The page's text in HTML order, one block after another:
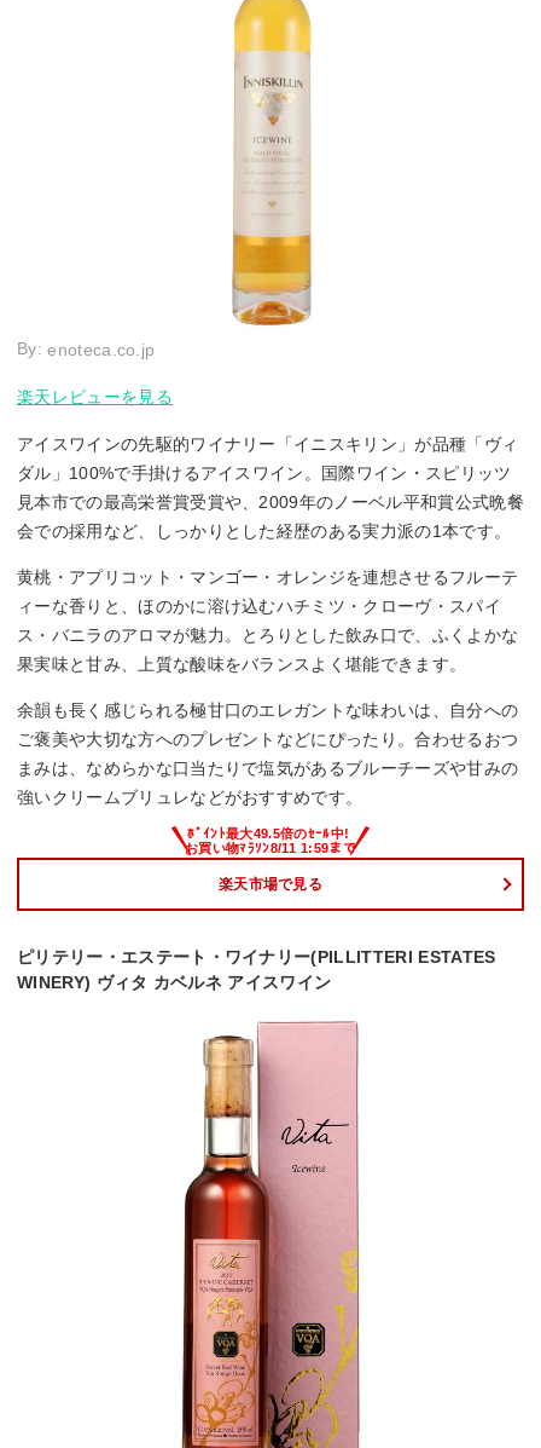
By:enoteca.co.jp
楽天レビューを見る
アイスワインの先駆的ワイナリー「イニスキリン」が品種「ヴィ
ダル」100%で手掛けるアイスワイン。国際ワイン・スピリッツ
見本市での最高栄誉賞受賞や、2009年のノーベル平和賞公式晩餐
会での採用など、しっかりとした経歴のある実力派の1本です。
黄桃・アプリコット・マンゴー・オレンジを連想させるフルーテ
ィーな香りと、ほのかに溶け込むハチミツ・クローヴ・スパイ
ス・バニラのアロマが魅力。とろりとした飲み口で、ふくよかな
果実味と甘み、上質な酸味をバランスよく堪能できます。
余韻も長く感じられる極甘口のエレガントな味わいは、自分への
ご褒美や大切な方へのプレゼントなどにぴったり。合わせるおつ
まみは、なめらかな口当たりで塩気があるブルーチーズや甘みの
強いクリームブリュレなどがおすすめです。
楽天市場で見る
ピリテリー・エステート・ワイナリー(PILLITTERI ESTATES
WINERY) ヴィタ カベルネ アイスワイン